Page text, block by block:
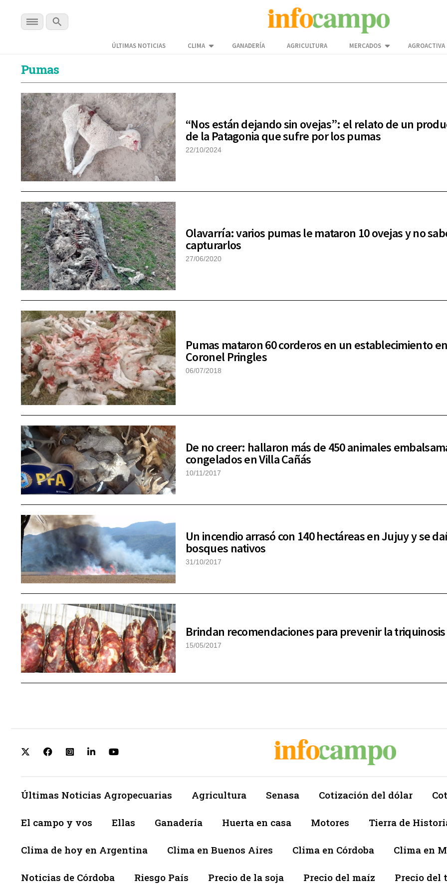
ÚLTIMAS NOTICIAS CLIMA GANADERÍA AGRICULTURA MERCADOS AGROACTIVA
Pumas
“Nos están dejando sin ovejas”: el relato de un
de la Patagonia que sufre por los pumas
22/10/2024
Olavarría: varios pumas le mataron 10 ovejas y no
capturarlos
27/06/2020
Pumas mataron 60 corderos en un establecimiento en
Coronel Pringles
06/07/2018
De no creer: hallaron más de 450 animales
congelados en Villa Cañás
10/11/2017
Un incendio arrasó con 140 hectáreas en Jujuy y se
bosques nativos
31/10/2017
Brindan recomendaciones para prevenir la triquinosis
15/05/2017
Últimas Noticias Agropecuarias Agricultura Senasa Cotización del dólar
El campo y vos Ellas Ganadería Huerta en casa Motores Tierra de
Clima de hoy en Argentina Clima en Buenos Aires Clima en Córdoba Clima en
Noticias de Córdoba Riesgo País Precio de la soja Precio del maíz Precio del